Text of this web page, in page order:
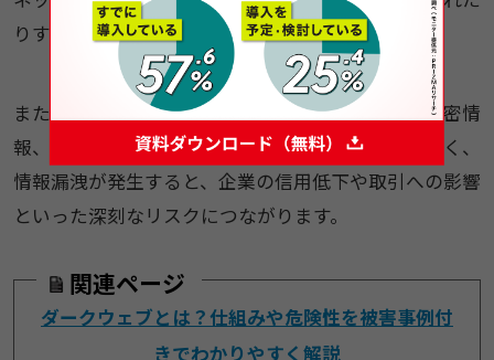
りする恐れがあります。
また、業務用スマホには、取引先や顧客に関する機密情
報、業務上のやりとりなどが含まれている場合が多く、
情報漏洩が発生すると、企業の信用低下や取引への影響
といった深刻なリスクにつながります。
関連ページ
ダークウェブとは？仕組みや危険性を被害事例付
きでわかりやすく解説